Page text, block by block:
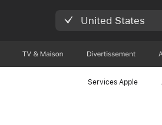
United States
TV & Maison Divertissements
Services Apple